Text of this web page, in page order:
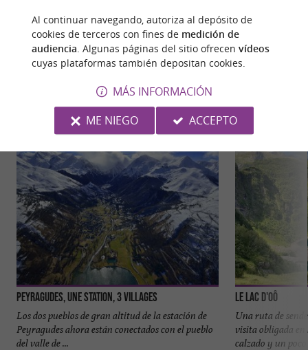
PARA DESCUBRIRALREDEDOR
Descubrir Información Alojamiento
Peyragudes, une station, 3 villages
Los dos pueblos de gran altitud de la estación de
Peyragudes ahora están conectados con el pueblo
del valle de ...
Le Lac D'Oô
Una ruta de
visita obligada
calzado y un poco
Al continuar navegando, autoriza al depósito de
cookies de terceros con fines de medición de
audiencia . Algunas páginas del sitio ofrecen vídeos
cuyas plataformas también depositan cookies.
MÁS INFORMACIÓN
ME NIEGO
ACCEPTO